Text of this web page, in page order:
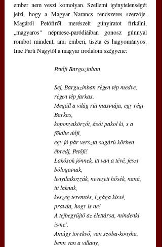
ember nem veszi komolyan. Szellemi igénytelenségét
jelzi, hogy a Magyar Narancs rendszeres szerzője.
Magáról Petőfiről merészelt gúnyiratot firkálni,
„magyaros" népmese-paródiáiban gonosz gúnnyal
rombol mindent, ami emberi, tiszta és hagyományos.
Íme Parti Nagytól a magyar irodalom szégyene:
Petőfi Barguzinban
Sej, Barguzinban régen tép medve,
régen tép farkas.
Megáll a világ rút masinája, egy régi
Barkas,
koponyakörzőt, ásót pakol ki, s a
földbe dőfi,
egy jó pár verszta sugárú körben
ébredj, Petőfi!
Lakósok jönnek, itt van a tévé, feszt
bólogatnak,
lenyilatkozzák, nevezett hősék, naná,
itt laknak,
keszeg teremtés, izgága kissé,
pravda, hogy is ne!
A tejbegyűjtő az élettársa, mindenki
isme’.
Amúgy törekvő, van szoba-konyha,
benn van a villany,